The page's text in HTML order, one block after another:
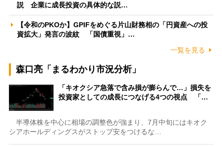
説 企業に成長投資の具体的な説…
【令和のPKOか】GPIFをめぐる片山財務相の「円資産への投
資拡大」発言の波紋 「国債重視」…
一覧を見る
森口亮「まるわかり市況分析」
「キオクシア急落で含み損が膨らんで…」損失を
投資家としての成長につなげる4つの視点 「…
半導体株を中心に相場の調整色が強まり、7月中旬にはキオク
シアホールディングスがストップ安をつけるな…